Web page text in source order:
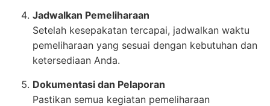
Jadwalkan Pemeliharaan
Setelah kesepakatan tercapai, jadwalkan waktu
pemeliharaan yang sesuai dengan kebutuhan dan
ketersediaan Anda.
Dokumentasi dan Pelaporan
Pastikan semua kegiatan pemeliharaan